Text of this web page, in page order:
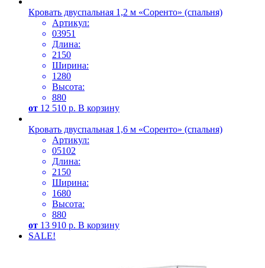
Кровать двуспальная 1,2 м «Соренто» (спальня)
Артикул:
03951
Длина:
2150
Ширина:
1280
Высота:
880
от 12 510 р. В корзину
Кровать двуспальная 1,6 м «Соренто» (спальня)
Артикул:
05102
Длина:
2150
Ширина:
1680
Высота:
880
от 13 910 р. В корзину
SALE!